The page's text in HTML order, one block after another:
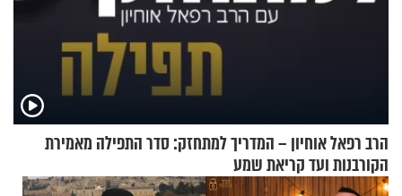
הרב רפאל אוחיון – המדריך למתחזק: סדר התפילה מאמירת
הקורבנות ועד קריאת שמע